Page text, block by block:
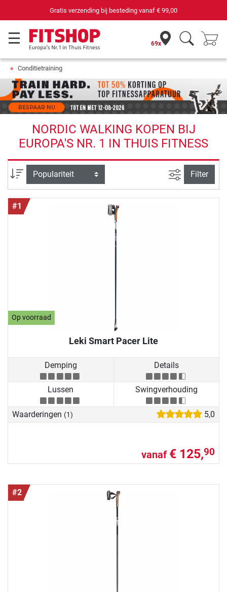
69 filialen met 75 eigen servicemonteurs
69x
Conditietraining
NORDIC WALKING KOPEN BIJ
EUROPA'S NR. 1 IN THUIS FITNESS
Sortering Zoeken
Filter
#1
Op voorraad
Leki Smart Pacer Lite
Demping Details
Lussen Swingverhouding
Waarderingen (1) 5,0
vanaf € 125,90
#2